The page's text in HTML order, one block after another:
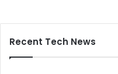
Recent Tech News